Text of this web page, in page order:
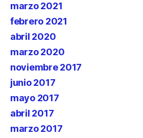
marzo 2021
febrero 2021
abril 2020
marzo 2020
noviembre 2017
junio 2017
mayo 2017
abril 2017
marzo 2017